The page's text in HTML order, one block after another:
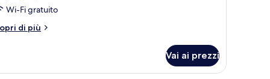
Wi-Fi gratuito
di più
Vai ai prezzi